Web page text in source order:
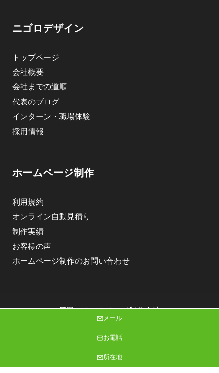
ニゴロデザイン
トップページ
会社概要
会社までの道順
代表のブログ
インターン・職場体験
採用情報
ホームページ制作
利用規約
オンライン自動見積り
制作実績
お客様の声
ホームページ制作のお問い合わせ
酒田のホームページ制作会社
株式会社ニゴロデザイン
Copyright (C) 2026 株式会社ニゴロデザイン All Rights Reserved.
メール
お電話
所在地